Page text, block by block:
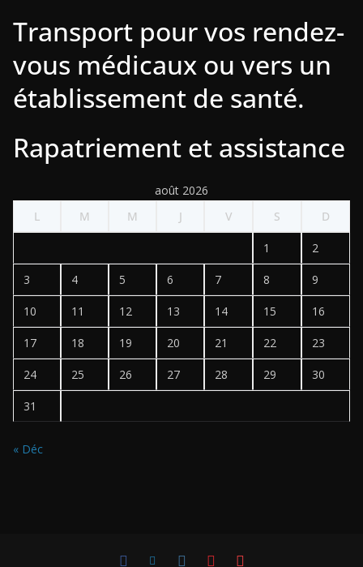
Transport pour vos rendez-
vous médicaux ou vers un
établissement de santé.
Rapatriement et assistance
août 2026
L
M M J V S D
1 2
3 4 5 6 7 8 9
10 11 12 13 14 15 16
17 18 19 20 21 22 23
24 25 26 27 28 29 30
31
« Déc